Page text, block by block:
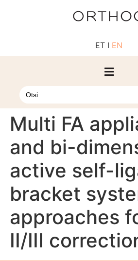
ET I EN
Otsi
Multi FA
and bi-
active self-
bracket
approaches
II/III